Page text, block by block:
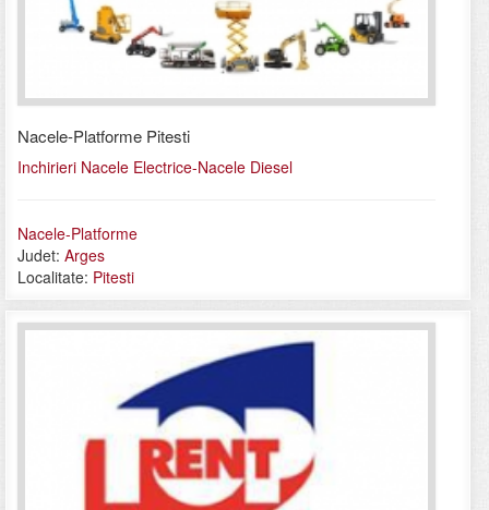
Nacele-Platforme Pitesti
Inchirieri Nacele Electrice-Nacele Diesel
Nacele-Platforme
Judet: Arges
Localitate: Pitesti